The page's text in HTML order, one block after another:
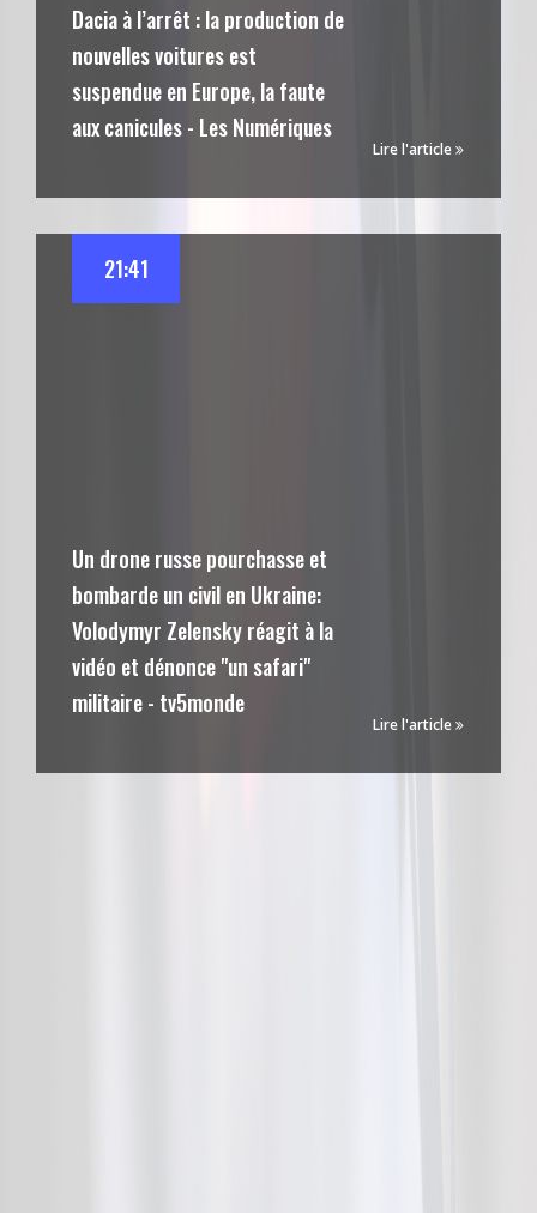
Dacia à l’arrêt : la production de
nouvelles voitures est
suspendue en Europe, la faute
aux canicules - Les Numériques
Lire l'article
Un drone russe pourchasse et
bombarde un civil en Ukraine:
Volodymyr Zelensky réagit à la
vidéo et dénonce "un safari"
militaire - tv5monde
21:41
Lire l'article